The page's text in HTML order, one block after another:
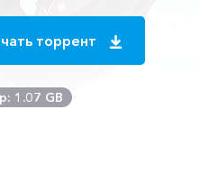
торрент
1.07 GB